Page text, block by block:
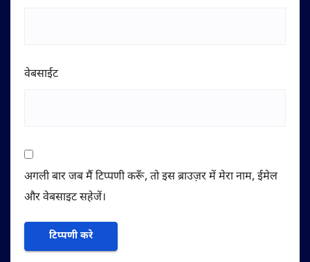
वेबसाईट
अगली बार जब मैं टिप्पणी करूँ, तो इस ब्राउज़र में मेरा नाम, ईमेल
और वेबसाइट सहेजें।